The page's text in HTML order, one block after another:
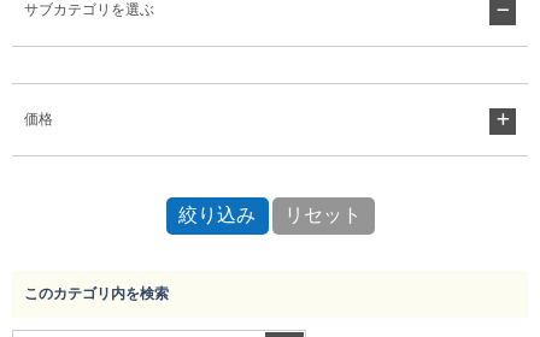
サブカテゴリを選ぶ
価格
このカテゴリ内を検索